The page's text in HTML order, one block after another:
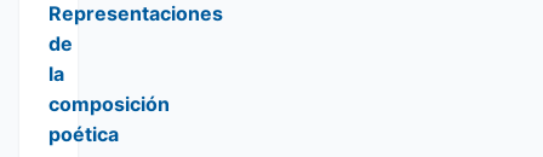
Representaciones
de
la
composición
poética